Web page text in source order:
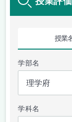
授業
学部名
学科名